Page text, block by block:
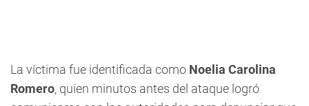
La víctima fue identificada como Noelia Carolina
Romero, quien minutos antes del ataque logró